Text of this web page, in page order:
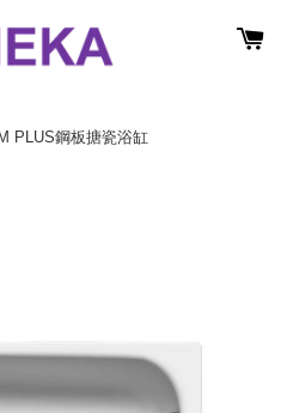
PLUS鋼板搪瓷浴缸